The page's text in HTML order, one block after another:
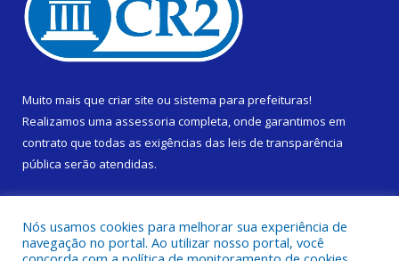
Muito mais que criar site ou sistema para prefeituras!
Realizamos uma assessoria completa, onde garantimos em
contrato que todas as exigências das leis de transparência
pública serão atendidas.
Nós usamos cookies para melhorar sua experiência de
navegação no portal. Ao utilizar nosso portal, você